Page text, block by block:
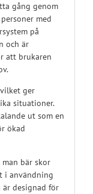
gång genom
med
på
och är
att brukaren
ger
situationer.
ut som en
ökad
bär skor
i användning
är designad för